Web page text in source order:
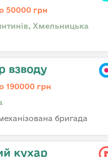
50000 грн
Хмельницька
взводу
190000 грн
бригада
кухар